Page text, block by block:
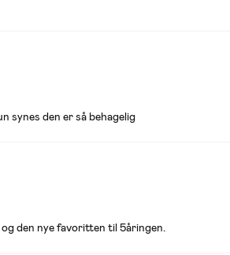
synes den er så behagelig
den nye favoritten til 5åringen.